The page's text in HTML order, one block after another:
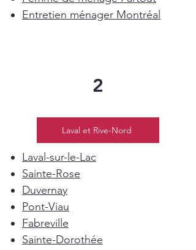
Entretien ménager Montréal
2
Laval et Rive-Nord
Laval-sur-le-Lac
Sainte-Rose
Duvernay
Pont-Viau
Fabreville
Sainte-Dorothée